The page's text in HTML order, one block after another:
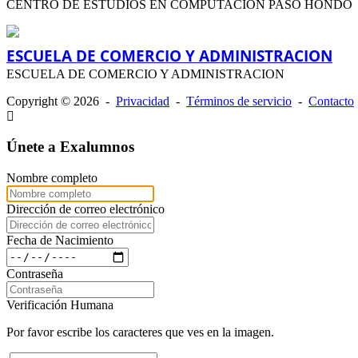
CENTRO DE ESTUDIOS EN COMPUTACION PASO HONDO
ESCUELA DE COMERCIO Y ADMINISTRACION
ESCUELA DE COMERCIO Y ADMINISTRACION
Copyright © 2026 - Privacidad - Términos de servicio - Contacto
Únete a Exalumnos
Nombre completo
Dirección de correo electrónico
Fecha de Nacimiento
Contraseña
Verificación Humana
Por favor escribe los caracteres que ves en la imagen.